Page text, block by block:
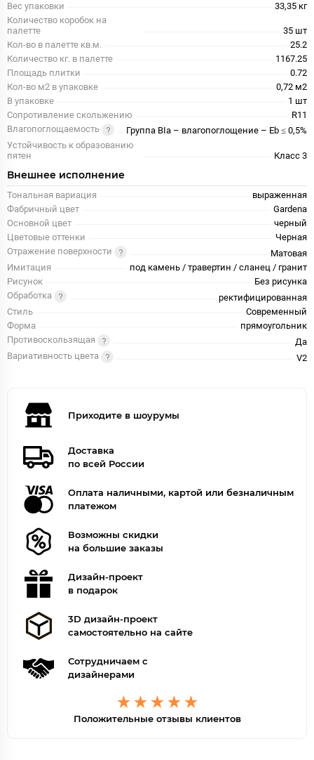
Вес упаковки
33,35 кг
Количество коробок на
палетте
35 шт
Кол-во в палетте кв.м.
25.2
Количество кг. в палетте
1167.25
Площадь плитки
0.72
Кол-во м2 в упаковке
0,72 м2
В упаковке
1 шт
Сопротивление скольжению
R11
Влагопоглощаемость
Группа BIa – влагопоглощение – Eb ≤ 0,5%
Устойчивость к образованию
пятен
Класс 3
Внешнее исполнение
Тональная вариация
выраженная
Фабричный цвет
Gardena
Основной цвет
черный
Цветовые оттенки
Черная
Отражение поверхности
Матовая
Имитация
под камень / травертин / сланец / гранит
Рисунок
Без рисунка
Обработка
ректифицированная
Стиль
Современный
Форма
прямоугольник
Противоскользящая
Да
Вариативность цвета
V2
Приходите в шоурумы
Доставка
по всей России
Оплата наличными, картой или безналичным
платежом
Возможны скидки
на большие заказы
Дизайн-проект
в подарок
3D дизайн-проект
самостоятельно на сайте
Сотрудничаем с
дизайнерами
Положительные отзывы клиентов